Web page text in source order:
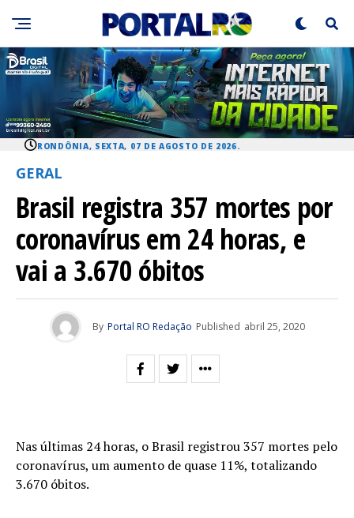
RONDÔNIA, SEXTA, 07 DE AGOSTO DE 2026.
GERAL
Brasil registra 357 mortes por
coronavírus em 24 horas, e
vai a 3.670 óbitos
By Portal RO Redação Published abril 25, 2020
Nas últimas 24 horas, o Brasil registrou 357 mortes pelo
coronavírus, um aumento de quase 11%, totalizando
3.670 óbitos.